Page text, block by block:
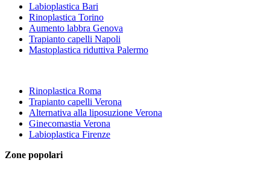
Labioplastica Bari
Rinoplastica Torino
Aumento labbra Genova
Trapianto capelli Napoli
Mastoplastica riduttiva Palermo
Rinoplastica Roma
Trapianto capelli Verona
Alternativa alla liposuzione Verona
Ginecomastia Verona
Labioplastica Firenze
Zone popolari